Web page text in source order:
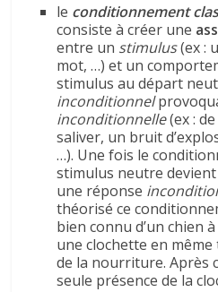
le conditionnement
consiste à créer une
entre un stimulus(ex :
mot, …) et un
stimulus au départ
inconditionnel
inconditionnelle(ex :
saliver, un bruit
…). Une fois le
stimulus neutre devient
une réponse
théorisé ce
bien connu d’un chien
une clochette en
de la nourriture. Après
seule présence de la